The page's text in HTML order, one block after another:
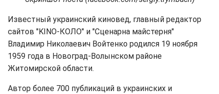
Известный украинский киновед, главный редактор
сайтов "KINO-КОЛО" и "Сценарна майстерня"
Владимир Николаевич Войтенко родился 19 ноября
1959 года в Новоград-Волынском районе
Житомирской области.
Автор более 700 публикаций в украинских и